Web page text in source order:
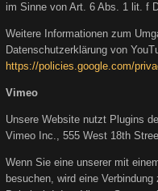
im Sinne von Art. 6 Abs. 1 lit. f
Weitere Informationen zum
Datenschutzerklärung von
https://policies.google.com/
Vimeo
Unsere Website nutzt Plugins
Vimeo Inc., 555 West 18th
Wenn Sie eine unserer mit
besuchen, wird eine